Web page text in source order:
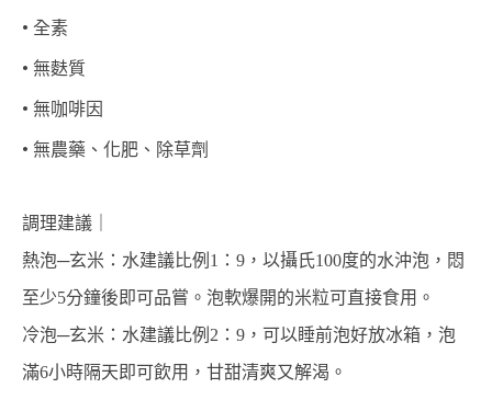
• 全素
• 無麩質
• 無咖啡因
• 無農藥、化肥、除草劑
調理建議｜
熱泡─玄米：水建議比例1：9，以攝氏100度的水沖泡，悶
至少5分鐘後即可品嘗。泡軟爆開的米粒可直接食用。
冷泡─玄米：水建議比例2：9，可以睡前泡好放冰箱，泡
滿6小時隔天即可飲用，甘甜清爽又解渴。